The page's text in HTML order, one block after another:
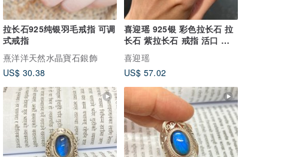
拉长石925纯银羽毛戒指 可调
式戒指
熹洋洋天然水晶寶石銀飾
US$ 30.38
喜迎瑶 925银 彩色拉长石 拉
长石 紫拉长石 戒指 活口 复
古风
喜迎瑶
US$ 57.02